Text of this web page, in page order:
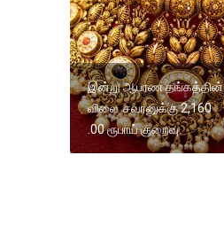
இன்று ஆபரண தங்கத்தின்
விலை சவரனுக்கு 2,160
.00 ரூபாய் குறைவு.